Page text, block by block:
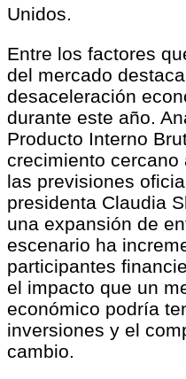
Unidos.
Entre los factores
del mercado
desaceleración
durante este año.
Producto Interno
crecimiento
las previsiones
presidenta Claudia
una expansión de
escenario ha
participantes
el impacto que un
económico podría
inversiones y el
cambio.